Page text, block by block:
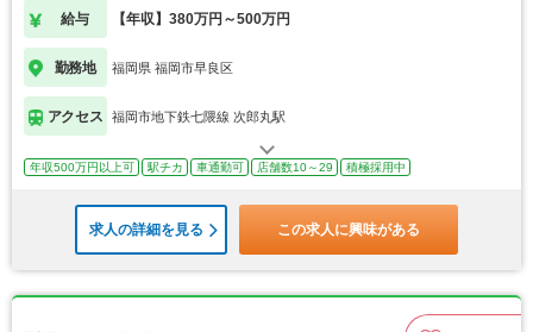
給与 【年収】380万円～500万円
勤務地 福岡県 福岡市早良区
アクセス 福岡市地下鉄七隈線 次郎丸駅
年収500万円以上可 駅チカ 車通勤可 店舗数10～29 積極採用中
求人の詳細を見る この求人に興味がある